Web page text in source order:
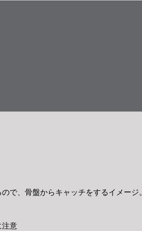
で、骨盤からキャッチをするイメージ。
注意